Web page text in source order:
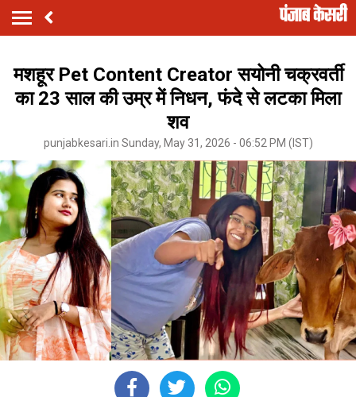
मशहूर Pet Content Creator सयोनी चक्रवर्ती
का 23 साल की उम्र में निधन, फंदे से लटका मिला
शव
punjabkesari.in Sunday, May 31, 2026 - 06:52 PM (IST)